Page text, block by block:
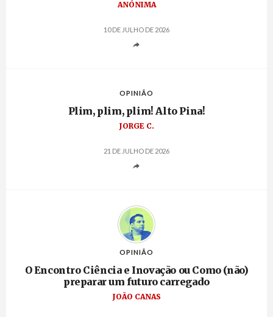
ANÓNIMA
10 DE JULHO DE 2026
OPINIÃO
Plim, plim, plim! Alto Pina!
JORGE C.
21 DE JULHO DE 2026
OPINIÃO
O Encontro Ciência e Inovação ou Como (não)
preparar um futuro carregado
JOÃO CANAS